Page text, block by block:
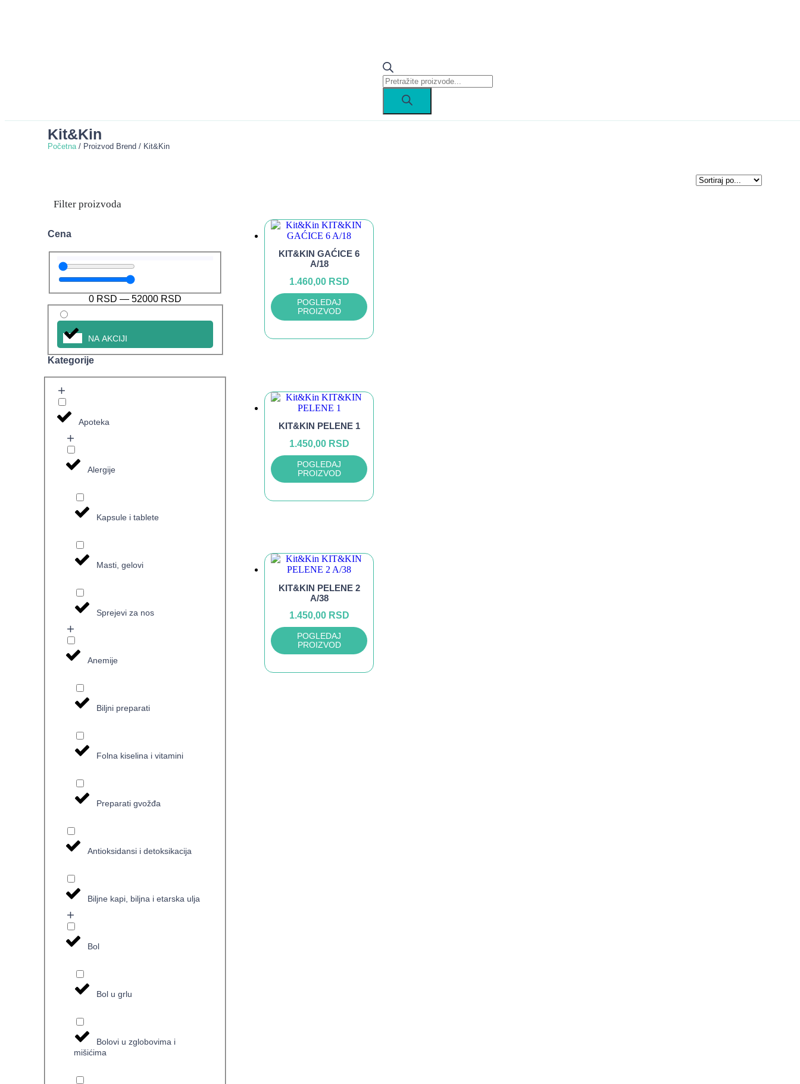
Kit&Kin
Početna/ Proizvod Brend / Kit&Kin
Filter proizvoda
Cena
0 RSD — 52000 RSD
NA AKCIJI
Kategorije
Apoteka
Alergije
Kapsule i tablete
Masti, gelovi
Sprejevi za nos
Anemije
Biljni preparati
Folna kiselina i vitamini
Preparati gvožđa
Antioksidansi i detoksikacija
Biljne kapi, biljna i etarska ulja
Bol
Bol u grlu
Bolovi u zglobovima i
mišićima
KIT&KIN GAĆICE 6
A/18
1.460,00 RSD
POGLEDAJ
PROIZVOD
KIT&KIN PELENE 1
1.450,00 RSD
POGLEDAJ
PROIZVOD
KIT&KIN PELENE 2
A/38
1.450,00 RSD
POGLEDAJ
PROIZVOD